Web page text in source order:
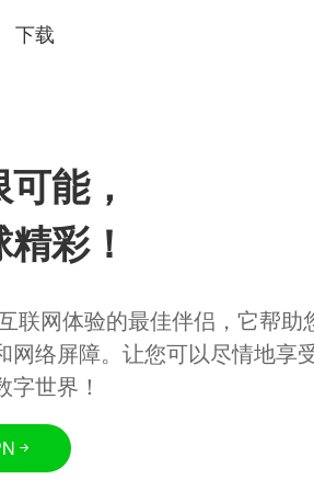
下载
能，
彩！
联网体验的最佳伴侣，它帮助
网络屏障。让您可以尽情地享
世界！